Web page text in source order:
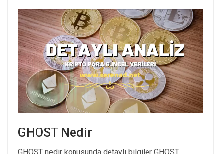
GHOST Nedir
GHOST nedir konusunda detaylı bilgiler GHOST